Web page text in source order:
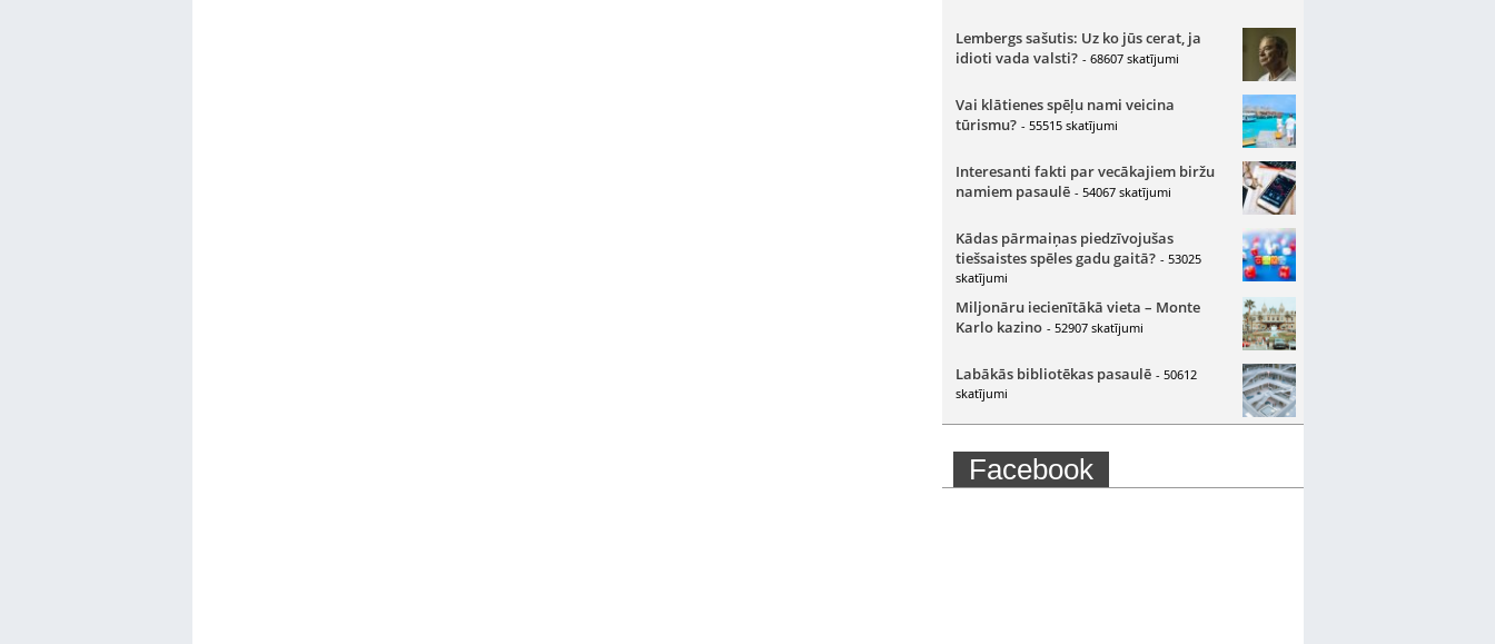
Lembergs sašutis: Uz ko jūs cerat, ja
idioti vada valsti? - 68607 skatījumi
Vai klātienes spēļu nami veicina
tūrismu? - 55515 skatījumi
Interesanti fakti par vecākajiem biržu
namiem pasaulē - 54067 skatījumi
Kādas pārmaiņas piedzīvojušas
tiešsaistes spēles gadu gaitā? - 53025
skatījumi
Miljonāru iecienītākā vieta – Monte
Karlo kazino - 52907 skatījumi
Labākās bibliotēkas pasaulē - 50612
skatījumi
Facebook